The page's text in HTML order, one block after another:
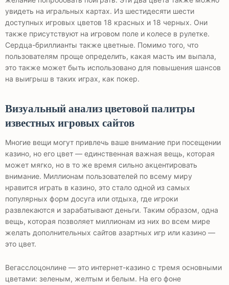
увидеть на игральных картах. Из шестидесяти шести
доступных игровых цветов 18 красных и 18 черных. Они
также присутствуют на игровом поле и колесе в рулетке.
Сердца-бриллианты также цветные. Помимо того, что
пользователям проще определить, какая масть им выпала,
это также может быть использовано для повышения шансов
на выигрыш в таких играх, как покер.
Визуальный анализ цветовой палитры
известных игровых сайтов
Многие вещи могут привлечь ваше внимание при посещении
казино, но его цвет — единственная важная вещь, которая
может мягко, но в то же время сильно акцентировать
внимание. Миллионам пользователей по всему миру
нравится играть в казино, это стало одной из самых
популярных форм досуга или отдыха, где игроки
развлекаются и зарабатывают деньги. Таким образом, одна
вещь, которая позволяет миллионам из них во всем мире
желать дополнительных сайтов азартных игр или казино —
это цвет.
Вегасслоцонлине — это интернет-казино с тремя основными
цветами: зеленым, желтым и белым. На его фоне